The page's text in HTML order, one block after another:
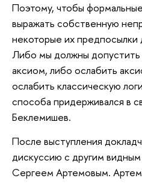
Поэтому, чтобы
выражать собственную
некоторые их
Либо мы должны допустить
аксиом, либо ослабить
ослабить классическую
способа придерживался в
Беклемишев.
После выступления
дискуссию с другим
Сергеем Артемовым.